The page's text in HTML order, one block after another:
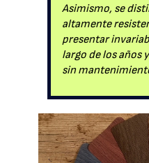
Asimismo, se
altamente
presentar
largo de los años
sin